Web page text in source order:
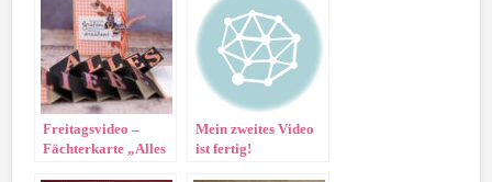
Freitagsvideo –
Fächterkarte „Alles
Mein zweites Video
ist fertig!